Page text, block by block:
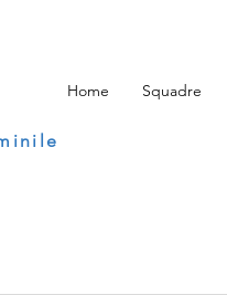
Home Squadre